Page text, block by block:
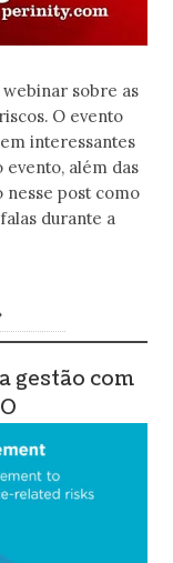
sobre as
O evento
interessantes
evento, além das
post como
durante a
gestão com